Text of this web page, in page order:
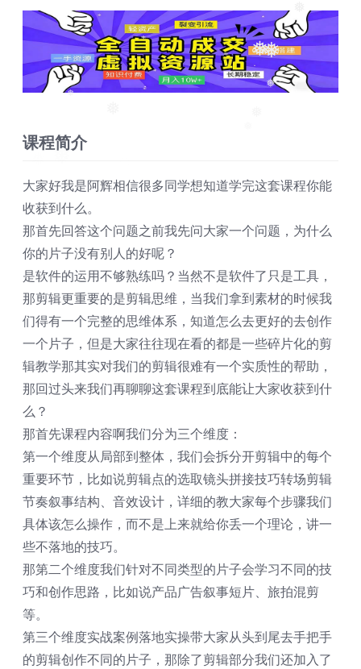
❅❅
❅
课程简介
大家好我是阿辉相信很多同学想知道学完这套课程你能
收获到什么。
那首先回答这个问题之前我先问大家一个问题，为什么
你的片子没有别人的好呢？
是软件的运用不够熟练吗？当然不是软件了只是工具，
那剪辑更重要的是剪辑思维，当我们拿到素材的时候我
们得有一个完整的思维体系，知道怎么去更好的去创作
一个片子，但是大家往往现在看的都是一些碎片化的剪
辑教学那其实对我们的剪辑很难有一个实质性的帮助，
那回过头来我们再聊聊这套课程到底能让大家收获到什
么？
那首先课程内容啊我们分为三个维度：
第一个维度从局部到整体，我们会拆分开剪辑中的每个
重要环节，比如说剪辑点的选取镜头拼接技巧转场剪辑
节奏叙事结构、音效设计，详细的教大家每个步骤我们
具体该怎么操作，而不是上来就给你丢一个理论，讲一
些不落地的技巧。
那第二个维度我们针对不同类型的片子会学习不同的技
巧和创作思路，比如说产品广告叙事短片、旅拍混剪
等。
第三个维度实战案例落地实操带大家从头到尾去手把手
的剪辑创作不同的片子，那除了剪辑部分我们还加入了